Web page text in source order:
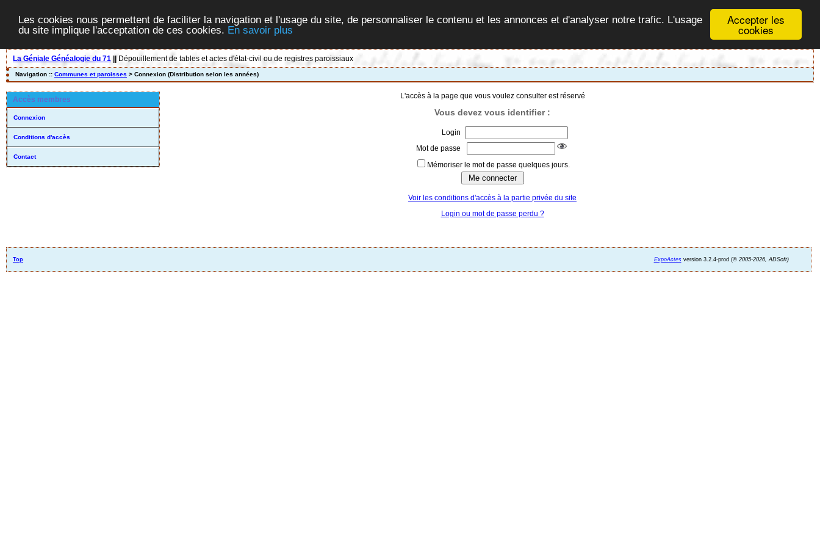
Accepter les
cookies
Les cookies nous permettent de faciliter la navigation et l'usage du site, de personnaliser le contenu et les annonces et d'analyser notre trafic. L'usage
du site implique l'acceptation de ces cookies. En savoir plus
La Géniale Généalogie du 71 Dépouillement de tables et actes d'état-civil ou de registres paroissiaux
Navigation :: Communes et paroisses > Connexion (Distribution selon les années)
Accès membres
Connexion
Conditions d'accès
Contact
L'accès à la page que vous voulez consulter est réservé
Vous devez vous identifier :
Login
Mot de passe
Mémoriser le mot de passe quelques jours.
Voir les conditions d'accès à la partie privée du site
Login ou mot de passe perdu ?
Top ExpoActesversion 3.2.4-prod (©2005-2026, ADSoft)